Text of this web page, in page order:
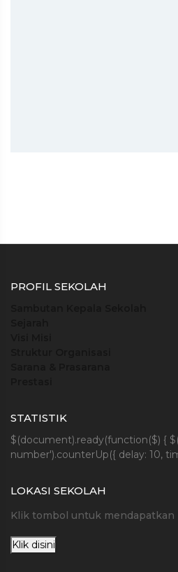
PROFIL SEKOLAH
STATISTIK
$(document).ready(function($) {
number').counterUp({ delay: 10,
LOKASI SEKOLAH
Klik tombol untuk mendapatkan
Klik disini